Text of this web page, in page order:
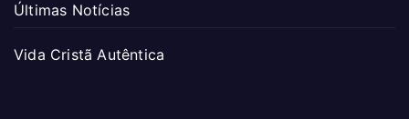
Últimas Notícias
Vida Cristã Autêntica